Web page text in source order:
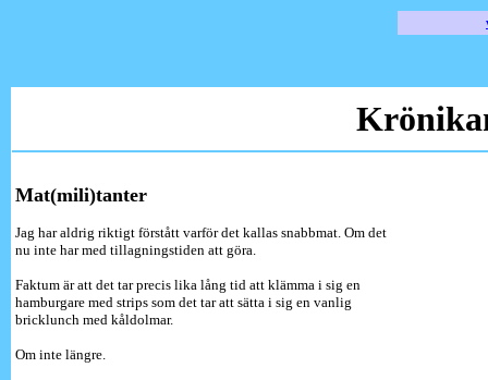
Mat(mili)tanter
Jag har aldrig riktigt förstått varför det kallas snabbmat. Om det
nu inte har med tillagningstiden att göra.
Faktum är att det tar precis lika lång tid att klämma i sig en
hamburgare med strips som det tar att sätta i sig en vanlig
bricklunch med kåldolmar.
Om inte längre.